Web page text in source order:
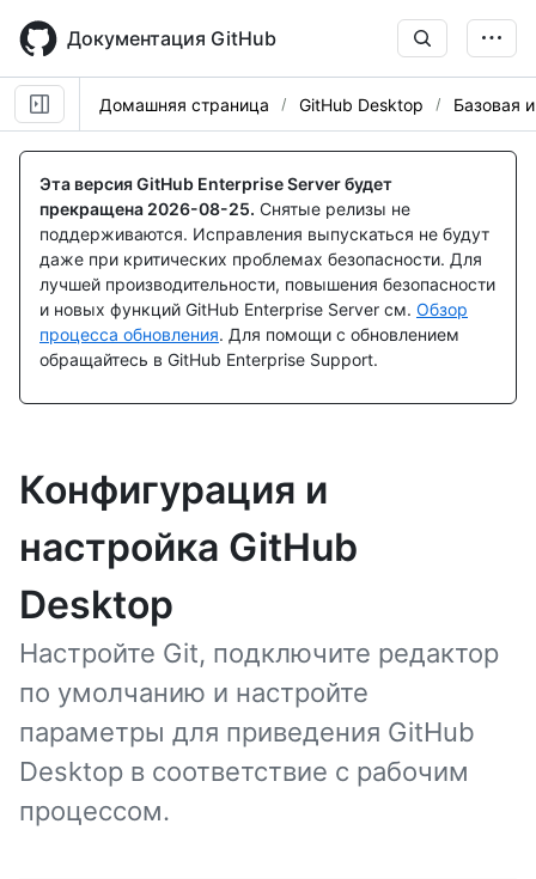
main
content
Документация GitHub
Домашняя страница GitHub Desktop Базовая
Эта версия GitHub Enterprise Server будет
прекращена 2026-08-25. Снятые релизы не
поддерживаются. Исправления выпускаться не будут
даже при критических проблемах безопасности. Для
лучшей производительности, повышения безопасности
и новых функций GitHub Enterprise Server см. Обзор
процесса обновления. Для помощи с обновлением
обращайтесь в GitHub Enterprise Support.
Конфигурация и
настройка GitHub
Desktop
Настройте Git, подключите редактор
по умолчанию и настройте
параметры для приведения GitHub
Desktop в соответствие с рабочим
процессом.